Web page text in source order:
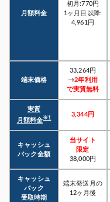
月額料金
初月:770円
1ヶ月目以降:
4,961円
端末価格
33,264円
→2年利用
で実質無料
実質
月額料金※1
3,344円
キャッシュ
バック金額
当サイト
限定
38,000円
キャッシュ
バック
受取時期
端末発送月の
12ヶ月後